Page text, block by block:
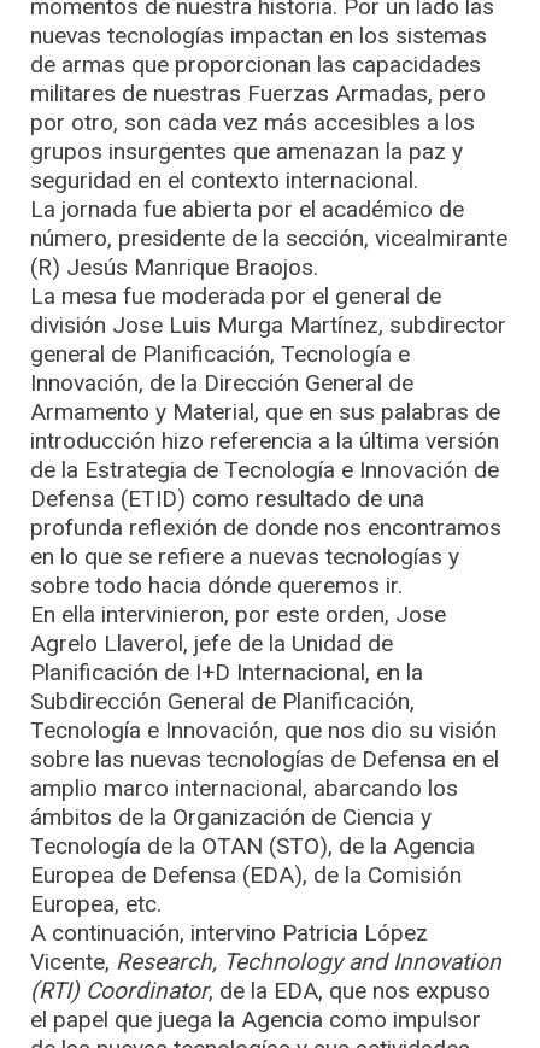
momentos de nuestra historia. Por un lado las
nuevas tecnologías impactan en los sistemas
de armas que proporcionan las capacidades
militares de nuestras Fuerzas Armadas, pero
por otro, son cada vez más accesibles a los
grupos insurgentes que amenazan la paz y
seguridad en el contexto internacional.
La jornada fue abierta por el académico de
número, presidente de la sección, vicealmirante
(R) Jesús Manrique Braojos.
La mesa fue moderada por el general de
división Jose Luis Murga Martínez, subdirector
general de Planificación, Tecnología e
Innovación, de la Dirección General de
Armamento y Material, que en sus palabras de
introducción hizo referencia a la última versión
de la Estrategia de Tecnología e Innovación de
Defensa (ETID) como resultado de una
profunda reflexión de donde nos encontramos
en lo que se refiere a nuevas tecnologías y
sobre todo hacia dónde queremos ir.
En ella intervinieron, por este orden, Jose
Agrelo Llaverol, jefe de la Unidad de
Planificación de I+D Internacional, en la
Subdirección General de Planificación,
Tecnología e Innovación, que nos dio su visión
sobre las nuevas tecnologías de Defensa en el
amplio marco internacional, abarcando los
ámbitos de la Organización de Ciencia y
Tecnología de la OTAN (STO), de la Agencia
Europea de Defensa (EDA), de la Comisión
Europea, etc.
A continuación, intervino Patricia López
Vicente, Research, Technology and Innovation
(RTI) Coordinator, de la EDA, que nos expuso
el papel que juega la Agencia como impulsor